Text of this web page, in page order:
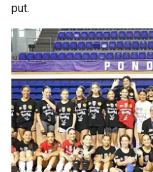
put.